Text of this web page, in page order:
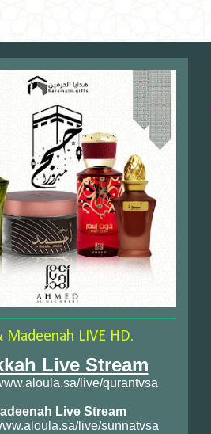
Madeenah LIVE HD.
Live Stream
live/qurantvsa
Live Stream
live/sunnatvsa